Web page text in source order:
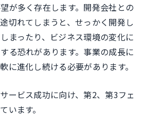
が多く存在します。開発会社との
切れてしまうと、せっかく開発し
まったり、ビジネス環境の変化に
る恐れがあります。事業の成長に
に進化し続ける必要があります。
ービス成功に向け、第2、第3フェ
います。